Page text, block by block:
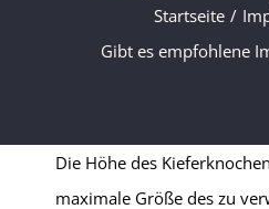
Startseite
Gibt es empfohlene
Die Höhe des
maximale Größe des zu